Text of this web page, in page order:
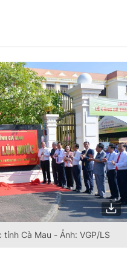
Cà Mau - Ảnh: VGP/LS